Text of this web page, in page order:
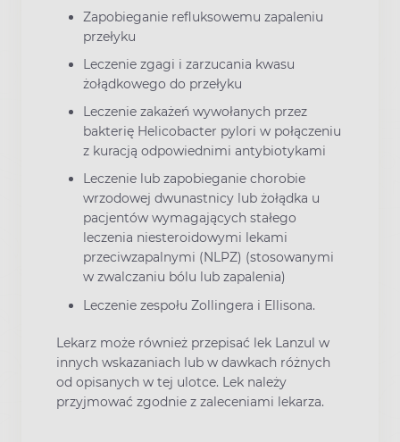
Zapobieganie refluksowemu zapaleniu
przełyku
Leczenie zgagi i zarzucania kwasu
żołądkowego do przełyku
Leczenie zakażeń wywołanych przez
bakterię Helicobacter pylori w połączeniu
z kuracją odpowiednimi antybiotykami
Leczenie lub zapobieganie chorobie
wrzodowej dwunastnicy lub żołądka u
pacjentów wymagających stałego
leczenia niesteroidowymi lekami
przeciwzapalnymi (NLPZ) (stosowanymi
w zwalczaniu bólu lub zapalenia)
Leczenie zespołu Zollingera i Ellisona.
Lekarz może również przepisać lek Lanzul w
innych wskazaniach lub w dawkach różnych
od opisanych w tej ulotce. Lek należy
przyjmować zgodnie z zaleceniami lekarza.